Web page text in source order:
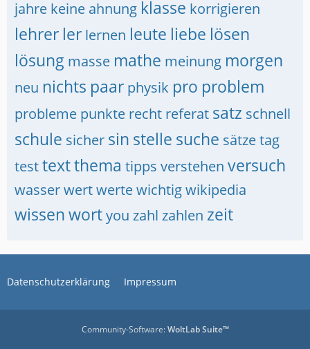
jahre keine ahnung klasse korrigieren
lehrer ler lernen leute liebe lösen
lösung masse mathe meinung morgen
neu nichts paar physik pro problem
probleme punkte recht referat satz schnell
schule sicher sin stelle suche sätzetag
testtextthema tipps verstehen versuch
wasserwertwertewichtigwikipedia
wissenwortyou zahl zahlen zeit
Datenschutzerklärung Impressum
Community-Software:WoltLab Suite™